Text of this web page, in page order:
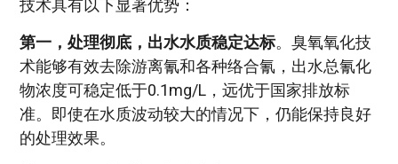
技术具有以下显著优势：
第一，处理彻底，出水水质稳定达标。臭氧氧化技
术能够有效去除游离氰和各种络合氰，出水总氰化
物浓度可稳定低于0.1mg/L，远优于国家排放标
准。即使在水质波动较大的情况下，仍能保持良好
的处理效果。